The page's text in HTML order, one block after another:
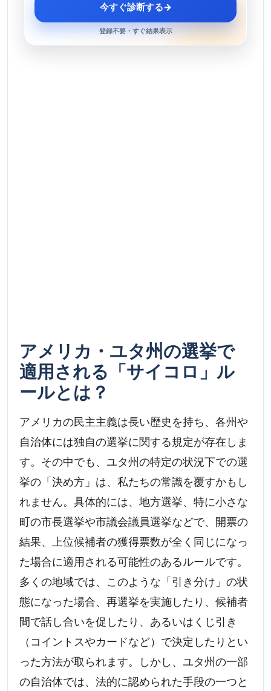
今すぐ診断する→
登録不要・すぐ結果表示
アメリカ・ユタ州の選挙で
適用される「サイコロ」ル
ールとは？
アメリカの民主主義は長い歴史を持ち、各州や
自治体には独自の選挙に関する規定が存在しま
す。その中でも、ユタ州の特定の状況下での選
挙の「決め方」は、私たちの常識を覆すかもし
れません。具体的には、地方選挙、特に小さな
町の市長選挙や市議会議員選挙などで、開票の
結果、上位候補者の獲得票数が全く同じになっ
た場合に適用される可能性のあるルールです。
多くの地域では、このような「引き分け」の状
態になった場合、再選挙を実施したり、候補者
間で話し合いを促したり、あるいはくじ引き
（コイントスやカードなど）で決定したりとい
った方法が取られます。しかし、ユタ州の一部
の自治体では、法的に認められた手段の一つと